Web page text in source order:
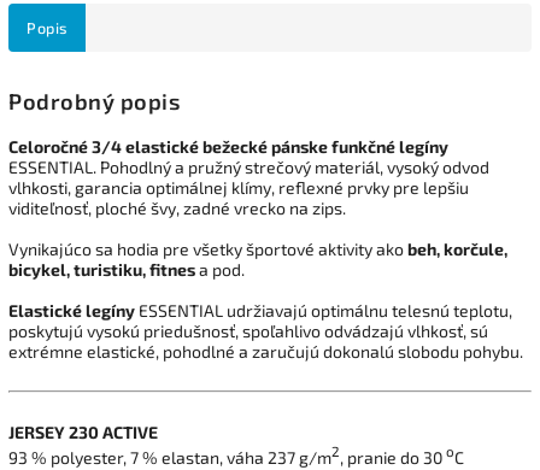
Popis
Podrobný popis
Celoročné 3/4 elastické bežecké pánske funkčné legíny
ESSENTIAL. Pohodlný a pružný strečový materiál, vysoký odvod
vlhkosti, garancia optimálnej klímy, reflexné prvky pre lepšiu
viditeľnosť, ploché švy, zadné vrecko na zips.
Vynikajúco sa hodia pre všetky športové aktivity akobeh, korčule,
bicykel, turistiku, fitnesa pod.
Elastické legíny ESSENTIAL udržiavajú optimálnu telesnú teplotu,
poskytujú vysokú priedušnosť, spoľahlivo odvádzajú vlhkosť, sú
extrémne elastické, pohodlné a zaručujú dokonalú slobodu pohybu.
JERSEY 230 ACTIVE
93 % polyester, 7 % elastan, váha 237 g/m2, pranie do 30 oC